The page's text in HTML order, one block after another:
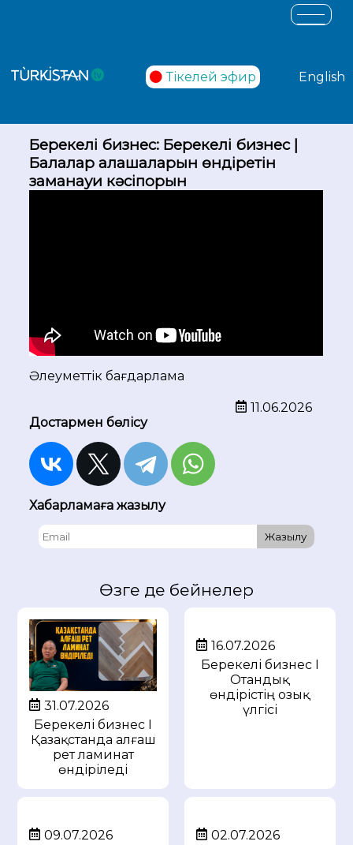
Тікелей эфир English
Берекелі бизнес: Берекелі бизнес |
Балалар алаңшаларын өндіретін
заманауи кәсіпорын
Әлеуметтік бағдарлама
11.06.2026
Достармен бөлісу
Хабарламаға жазылу
Жазылу
Өзге де бейнелер
31.07.2026
Берекелі бизнес I
Қазақстанда алғаш
рет ламинат
өндіріледі
16.07.2026
Берекелі бизнес I
Отандық
өндірістің озық
үлгісі
09.07.2026
02.07.2026